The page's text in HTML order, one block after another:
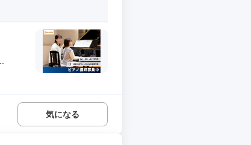
気になる